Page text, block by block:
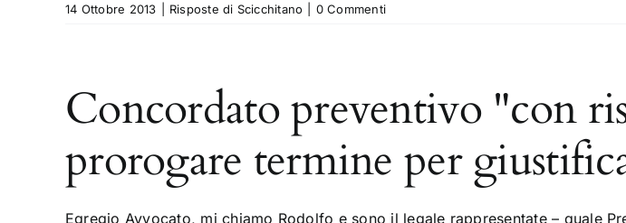
14 Ottobre 2013 Risposte di Scicchitano 0 Commenti
Concordato preventivo "con
prorogare termine per
Egregio Avvocato, mi chiamo Rodolfo e sono il legale rappresentate – quale